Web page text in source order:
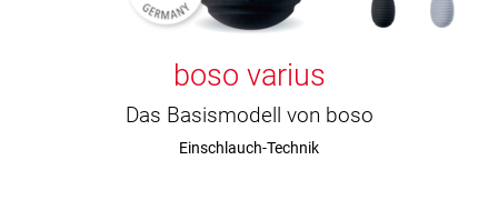
boso varius
Das Basismodell von boso
Einschlauch-Technik